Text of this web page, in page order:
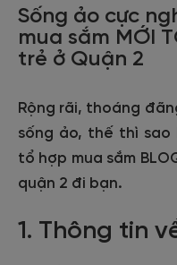
Sống ảo cực
mua sắm MỚI
trẻ ở Quận 2
Rộng rãi, thoáng
sống ảo, thế thì sao
tổ hợp mua sắm
quận 2 đi bạn.
1. Thông tin